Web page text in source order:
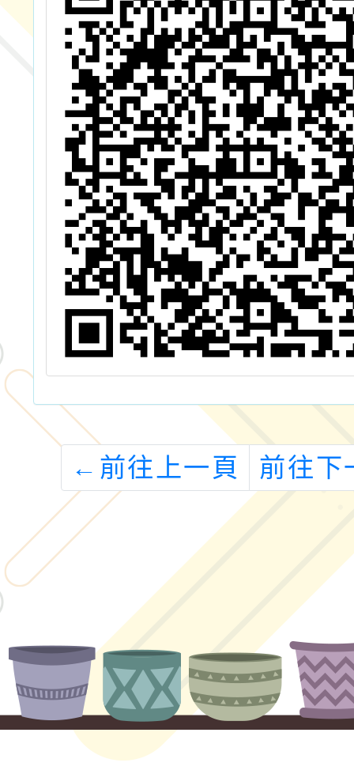
← 前往上一頁 前往下